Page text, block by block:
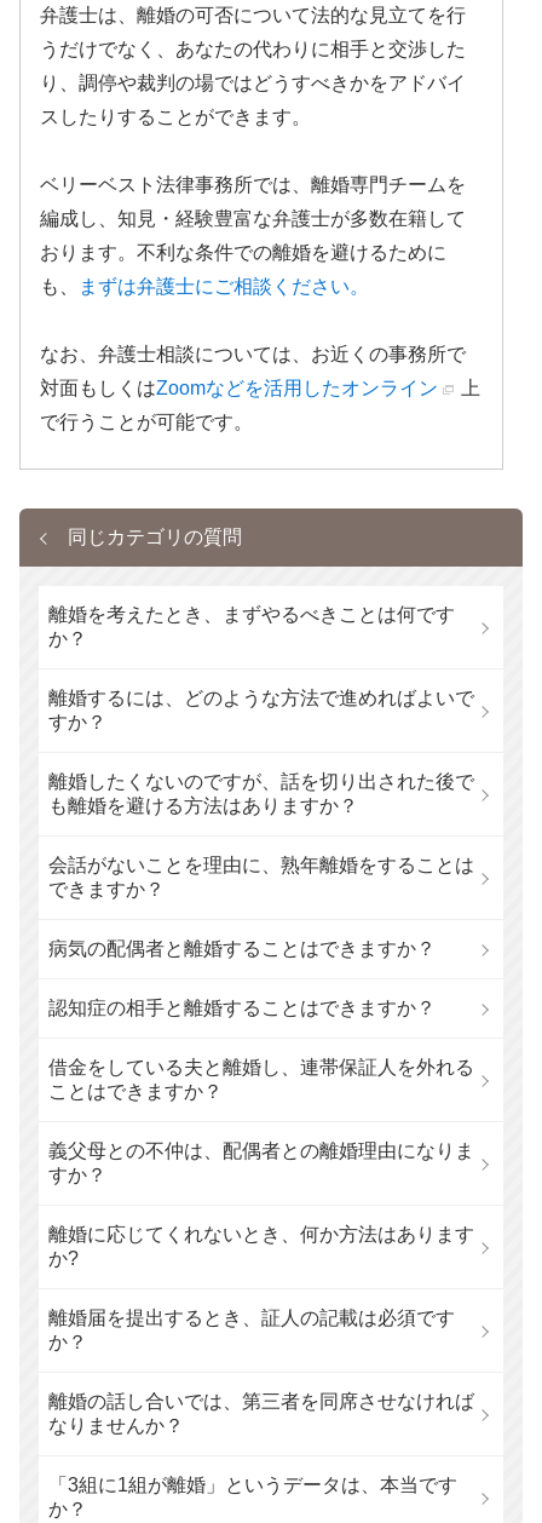
弁護士は、離婚の可否について法的な見立てを行
うだけでなく、あなたの代わりに相手と交渉した
り、調停や裁判の場ではどうすべきかをアドバイ
スしたりすることができます。
ベリーベスト法律事務所では、離婚専門チームを
編成し、知見・経験豊富な弁護士が多数在籍して
おります。不利な条件での離婚を避けるために
も、
まずは弁護士にご相談ください。
なお、弁護士相談については、お近くの事務所で
対面もしくはZoomなどを活用したオンライン
上
で行うことが可能です。
同じカテゴリの質問
離婚を考えたとき、まずやるべきことは何です
か？
離婚するには、どのような方法で進めればよいで
すか？
離婚したくないのですが、話を切り出された後で
も離婚を避ける方法はありますか？
会話がないことを理由に、熟年離婚をすることは
できますか？
病気の配偶者と離婚することはできますか？
認知症の相手と離婚することはできますか？
借金をしている夫と離婚し、連帯保証人を外れる
ことはできますか？
義父母との不仲は、配偶者との離婚理由になりま
すか？
離婚に応じてくれないとき、何か方法はあります
か?
離婚届を提出するとき、証人の記載は必須です
か？
離婚の話し合いでは、第三者を同席させなければ
なりませんか？
「3組に1組が離婚」というデータは、本当です
か？